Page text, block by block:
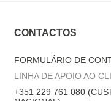
CONTACTOS
FORMULÁRIO DE
LINHA DE APOIO AO
+351 229 761 080